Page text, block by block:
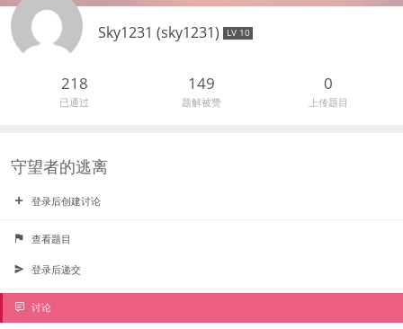
Sky1231 (sky1231) LV 10
218
已通过
149
题解被赞
0
上传题目
守望者的逃离
登录后创建讨论
查看题目
登录后递交
讨论